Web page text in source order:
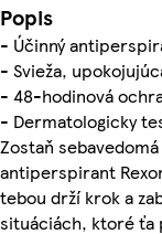
Popis
- Účinný
- Svieža,
- 48-hodinová
- Dermatologicky
Zostaň
antiperspirant
tebou drží krok a
situáciách, ktoré ťa